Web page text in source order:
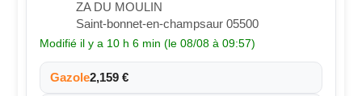
ZA DU MOULIN
Saint-bonnet-en-champsaur 05500
Modifié il y a 10 h 6 min (le 08/08 à 09:57)
Gazole2,159 €